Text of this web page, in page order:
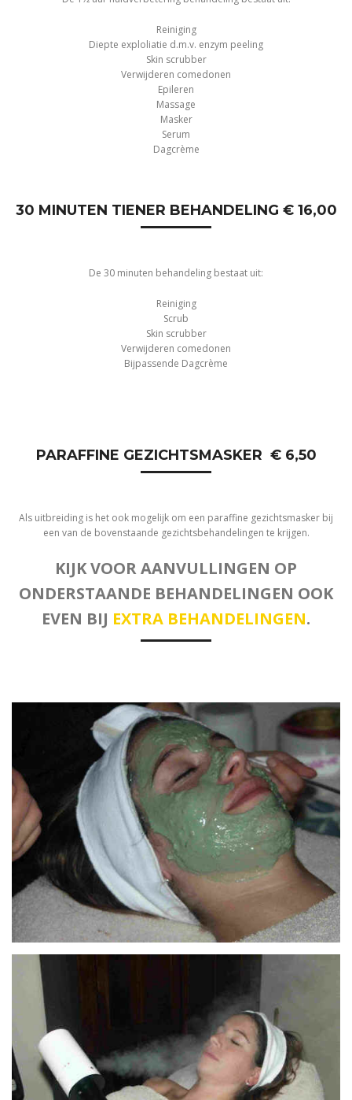
Reiniging
Diepte exploliatie d.m.v. enzym peeling
Skin scrubber
Verwijderen comedonen
Epileren
Massage
Masker
Serum
Dagcrème
30 MINUTEN TIENER BEHANDELING € 16,00
De 30 minuten behandeling bestaat uit:
Reiniging
Scrub
Skin scrubber
Verwijderen comedonen
Bijpassende Dagcrème
PARAFFINE GEZICHTSMASKER € 6,50
Als uitbreiding is het ook mogelijk om een paraffine gezichtsmasker bij
een van de bovenstaande gezichtsbehandelingen te krijgen.
KIJK VOOR AANVULLINGEN OP
ONDERSTAANDE BEHANDELINGEN OOK
EVEN BIJ EXTRA BEHANDELINGEN.